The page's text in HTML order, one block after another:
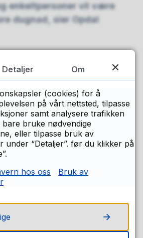
enkeltpersoner vil være
dugnad, sier Opdal
blitt arrangert hver høst
som verdens største
målt i antall frivillige og
per innbygger. På
bøssebærere fra dør til dør
hva vi kan få til når vi står
har gang på gang vist et
og vi ser fram til en ny
kan bidra,
Espeseth
Detaljer Om
(cookies) for å
på vårt nettsted, tilpasse
samt analysere trafikken
bruke nødvendige
eller tilpasse bruk av
under “Detaljer”. før du klikker på
hos oss
Bruk av